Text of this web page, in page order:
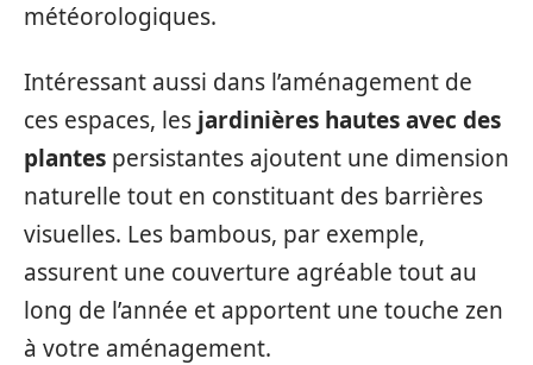
météorologiques.
Intéressant aussi dans l’aménagement de
ces espaces, les jardinières hautes avec des
plantes persistantes ajoutent une dimension
naturelle tout en constituant des barrières
visuelles. Les bambous, par exemple,
assurent une couverture agréable tout au
long de l’année et apportent une touche zen
à votre aménagement.